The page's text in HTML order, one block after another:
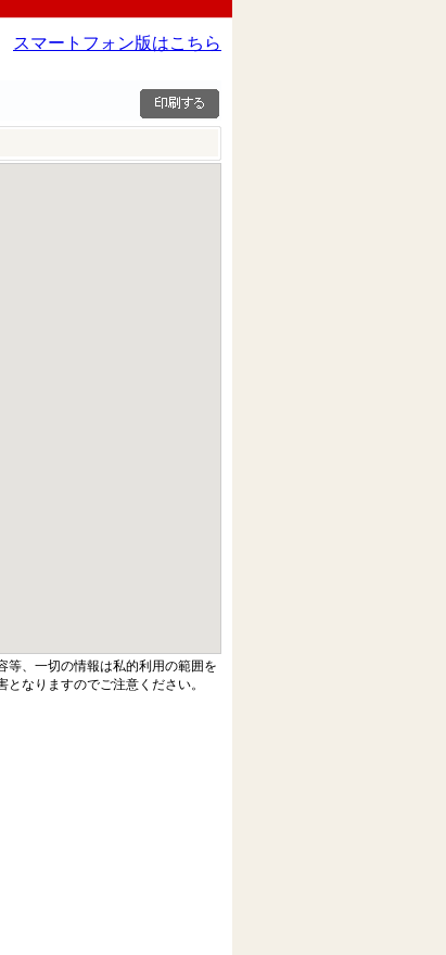
スマートフォン版はこちら
等、一切の情報は私的利用の範囲を
なりますのでご注意ください。